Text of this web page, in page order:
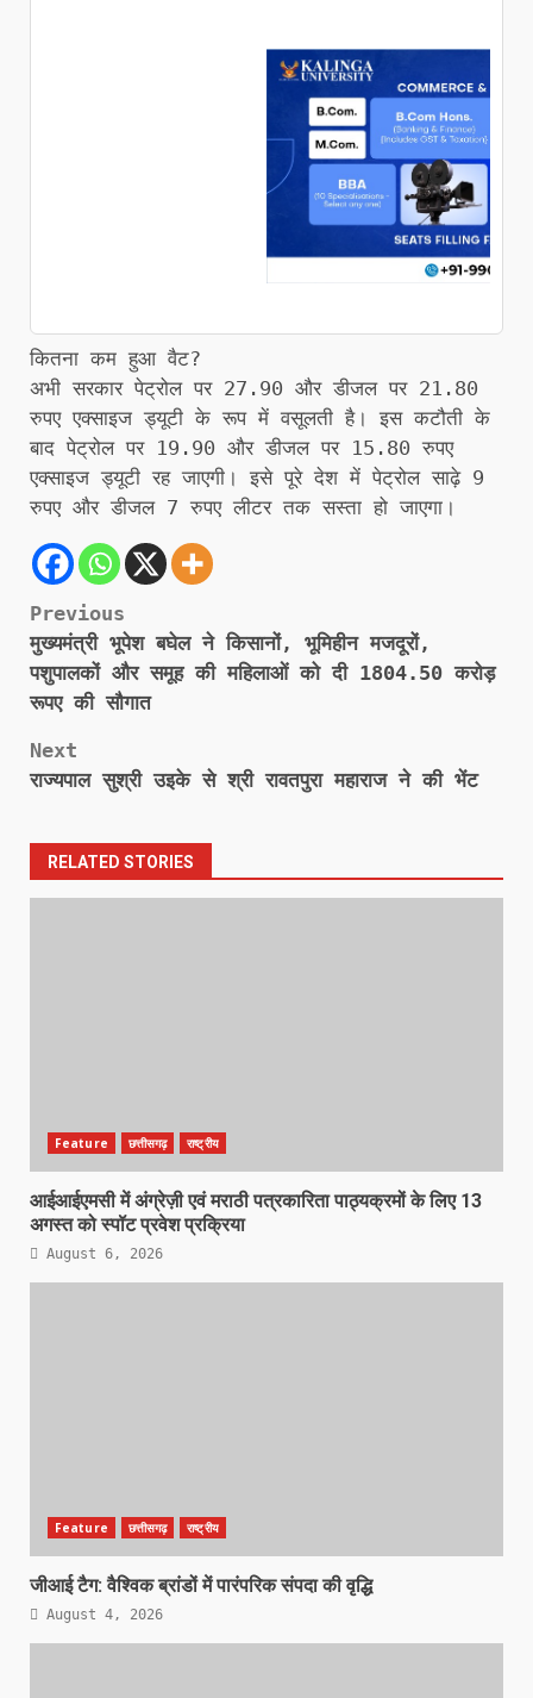
कितना कम हुआ वैट?
अभी सरकार पेट्रोल पर 27.90 और डीजल पर 21.80
रुपए एक्साइज ड्यूटी के रूप में वसूलती है। इस कटौती के
बाद पेट्रोल पर 19.90 और डीजल पर 15.80 रुपए
एक्साइज ड्यूटी रह जाएगी। इसे पूरे देश में पेट्रोल साढ़े 9
रुपए और डीजल 7 रुपए लीटर तक सस्ता हो जाएगा।
Post
navigation
Previous
मुख्यमंत्री भूपेश बघेल ने किसानों, भूमिहीन मजदूरों,
पशुपालकों और समूह की महिलाओं को दी 1804.50 करोड़
रूपए की सौगात
Next
राज्यपाल सुश्री उइके से श्री रावतपुरा महाराज ने की भेंट
RELATED STORIES
Feature छत्तीसगढ़ राष्ट्रीय
आईआईएमसी में अंग्रेज़ी एवं मराठी पत्रकारिता पाठ्यक्रमों के लिए 13
अगस्त को स्पॉट प्रवेश प्रक्रिया
August 6, 2026
Feature छत्तीसगढ़ राष्ट्रीय
जीआई टैग: वैश्विक ब्रांडों में पारंपरिक संपदा की वृद्धि
August 4, 2026